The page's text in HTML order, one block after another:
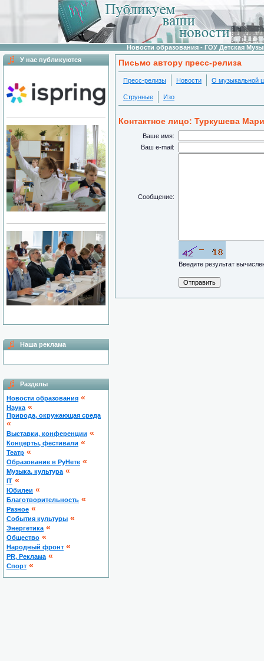
Новости образования - ГОУ Детская
У нас публикуются
Наша реклама
Разделы
Новости образования «
Наука «
Природа, окружающая среда
«
Выставки, конференции «
Концерты, фестивали «
Театр «
Образование в РуНете «
Музыка, культура «
IT «
Юбилеи «
Благотворительность «
Разное «
Cобытия культуры «
Энергетика «
Общество «
Народный фронт «
PR, Реклама «
Спорт «
Письмо автору пресс-релиза
Пресс-релизы Новости О музыкальной
Струнные Изо
Контактное лицо: Туркушева
Ваше имя:
Ваш e-mail:
Сообщение:
Введите результат